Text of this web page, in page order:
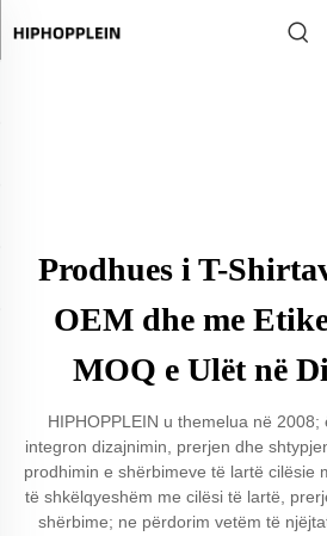
Prodhues i T-
OEM dhe me
MOQ e Ulët në
HIPHOPPLEIN u themelua në
integron dizajnimin, prerjen dhe
prodhimin e shërbimeve të lartë cilësie
të shkëlqyeshëm me cilësi të lartë,
shërbime; ne përdorim vetëm të